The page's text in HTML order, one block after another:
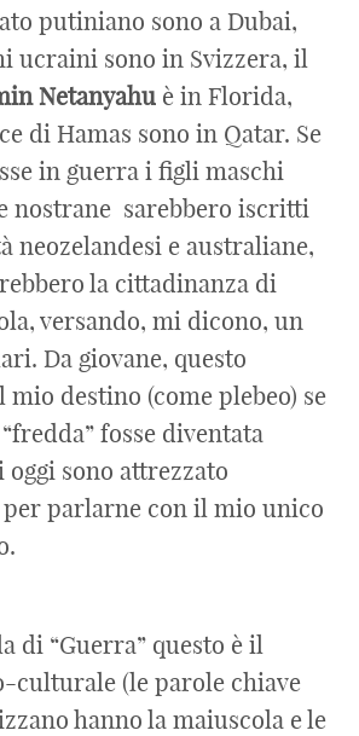
putiniano sono a Dubai,
ucraini sono in Svizzera, il
Netanyahu è in Florida,
di Hamas sono in Qatar. Se
in guerra i figli maschi
nostrane sarebbero iscritti
neozelandesi e australiane,
la cittadinanza di
versando, mi dicono, un
Da giovane, questo
mio destino (come plebeo) se
fosse diventata
oggi sono attrezzato
parlarne con il mio unico
di “Guerra” questo è il
culturale (le parole chiave
hanno la maiuscola e le